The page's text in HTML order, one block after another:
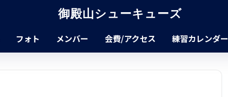
御殿山シューキューズ
フォト メンバー 会費/アクセス 練習カレンダー